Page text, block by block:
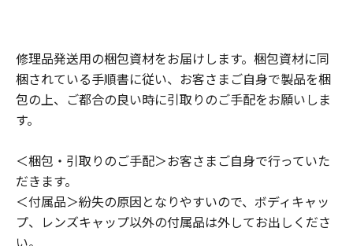
修理品発送用の梱包資材をお届けします。梱包資材に同
梱されている手順書に従い、お客さまご自身で製品を梱
包の上、ご都合の良い時に引取りのご手配をお願いしま
す。
＜梱包・引取りのご手配＞お客さまご自身で行っていた
だきます。
＜付属品＞紛失の原因となりやすいので、ボディキャッ
プ、レンズキャップ以外の付属品は外してお出しくださ
い。